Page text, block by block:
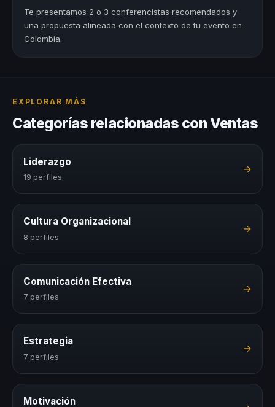
Te presentamos 2 o 3 conferencistas recomendados y
una propuesta alineada con el contexto de tu evento en
Colombia.
EXPLORAR MÁS
Categorías relacionadas con Ventas
Liderazgo
19 perfiles
→
Cultura Organizacional
8 perfiles
→
Comunicación Efectiva
7 perfiles
→
Estrategia
7 perfiles
→
Motivación